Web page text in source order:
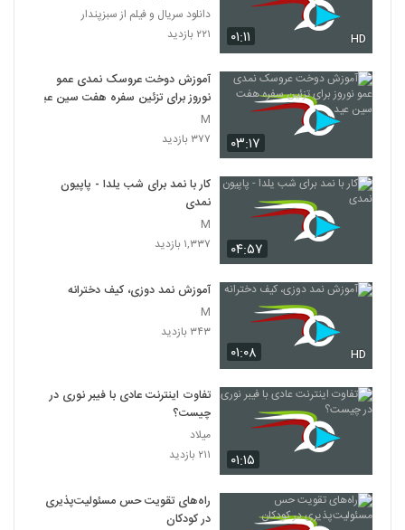
۰۱:۱۱ HD
دانلود سریال و فیلم از سبزپندار
۲۲۱ بازدید
۰۳:۱۷
آموزش دوخت عروسک نمدی عمو
نوروز برای تزئین سفره هفت سین عید
M
۳۷۷ بازدید
۰۴:۵۷
کار با نمد برای شب یلدا - پاپیون
نمدی
M
۱,۳۳۷ بازدید
۰۱:۰۸ HD
آموزش نمد دوزی، کیف دخترانه
M
۳۴۳ بازدید
۰۱:۱۵
تفاوت اینترنت عادی با فیبر نوری در
چیست؟
میلاد
۲۱۱ بازدید
راه‌های تقویت حس مسئولیت‌پذیری
در کودکان